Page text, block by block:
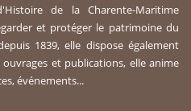
de la Charente-Maritime
et protéger le patrimoine du
1839, elle dispose également
et publications, elle anime
événements...